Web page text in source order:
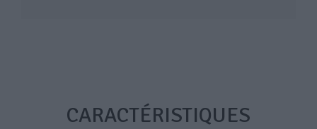
CARACTÉRISTIQUES